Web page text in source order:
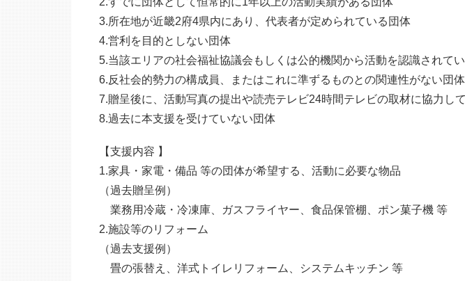
3.所在地が近畿2府4県内にあり、代表者が定められている団体
4.営利を目的としない団体
5.当該エリアの社会福祉協議会もしくは公的機関から活動を認識されて
6.反社会的勢力の構成員、またはこれに準ずるものとの関連性がない団体
7.贈呈後に、活動写真の提出や読売テレビ24時間テレビの取材に協力し
8.過去に本支援を受けていない団体
【支援内容 】
1.家具・家電・備品 等の団体が希望する、活動に必要な物品
（過去贈呈例）
業務用冷蔵・冷凍庫、ガスフライヤー、食品保管棚、ポン菓子機 等
2.施設等のリフォーム
（過去支援例）
畳の張替え、洋式トイレリフォーム、システムキッチン 等